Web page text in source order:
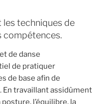
techniques de
compétences.
de danse
de pratiquer
de base afin de
travaillant assidûment
l’équilibre, la